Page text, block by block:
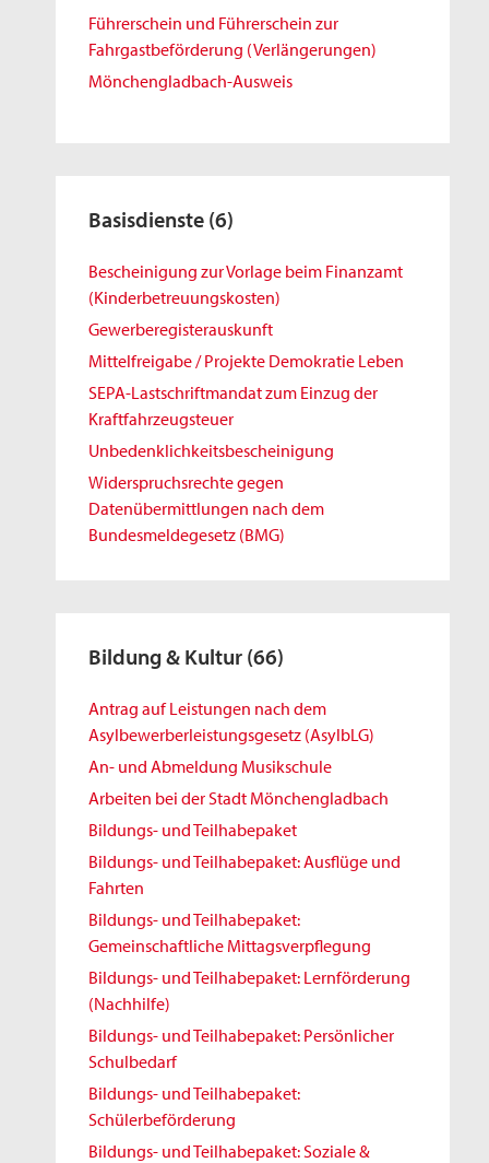
Führerschein und Führerschein zur
Fahrgastbeförderung (Verlängerungen)
Mönchengladbach-Ausweis
Basisdienste (6)
Bescheinigung zur Vorlage beim Finanzamt
(Kinderbetreuungskosten)
Gewerberegisterauskunft
Mittelfreigabe / Projekte Demokratie Leben
SEPA-Lastschriftmandat zum Einzug der
Kraftfahrzeugsteuer
Unbedenklichkeitsbescheinigung
Widerspruchsrechte gegen
Datenübermittlungen nach dem
Bundesmeldegesetz (BMG)
Bildung & Kultur (66)
Antrag auf Leistungen nach dem
Asylbewerberleistungsgesetz (AsylbLG)
An- und Abmeldung Musikschule
Arbeiten bei der Stadt Mönchengladbach
Bildungs- und Teilhabepaket
Bildungs- und Teilhabepaket: Ausflüge und
Fahrten
Bildungs- und Teilhabepaket:
Gemeinschaftliche Mittagsverpflegung
Bildungs- und Teilhabepaket: Lernförderung
(Nachhilfe)
Bildungs- und Teilhabepaket: Persönlicher
Schulbedarf
Bildungs- und Teilhabepaket:
Schülerbeförderung
Bildungs- und Teilhabepaket: Soziale &